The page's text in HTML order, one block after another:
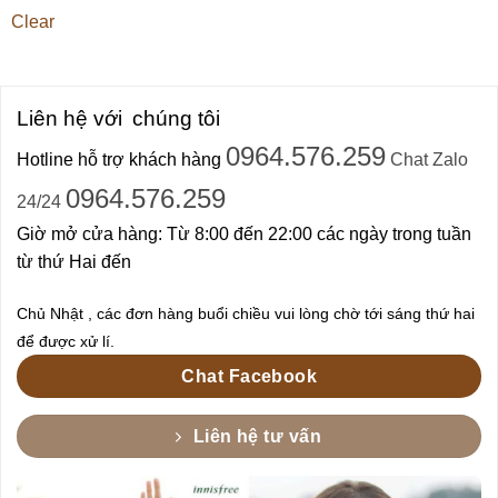
Clear
Liên hệ với chúng tôi
Hotline hỗ trợ khách hàng 0964.576.259Chat Zalo
24/24 0964.576.259
Giờ mở cửa hàng: Từ 8:00 đến 22:00 các ngày trong tuần
từ thứ Hai đến
Chủ Nhật , các đơn hàng buổi chiều vui lòng chờ tới sáng thứ hai
để được xử lí.
Chat Facebook
Liên hệ tư vấn